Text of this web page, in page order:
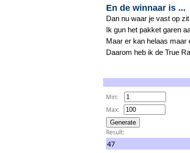
En de winnaar is ...
Dan nu waar je vast op
Ik gun het pakket garen
Maar er kan helaas maar
Daarom heb ik de True
Min:
Max:
Result:
47